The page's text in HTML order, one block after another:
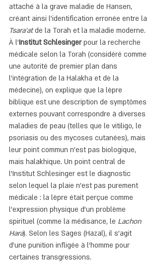
attaché à la grave maladie de Hansen,
créant ainsi l'identification erronée entre la
Tsara'at de la Torah et la maladie moderne.
À l'Institut Schlesinger pour la recherche
médicale selon la Torah (considéré comme
une autorité de premier plan dans
l'intégration de la Halakha et de la
médecine), on explique que la lèpre
biblique est une description de symptômes
externes pouvant correspondre à diverses
maladies de peau (telles que le vitiligo, le
psoriasis ou des mycoses cutanées), mais
leur point commun n'est pas biologique,
mais halakhique. Un point central de
l'Institut Schlesinger est le diagnostic
selon lequel la plaie n'est pas purement
médicale : la lèpre était perçue comme
l'expression physique d'un problème
spirituel (comme la médisance, le Lachon
Hara). Selon les Sages (Hazal), il s'agit
d'une punition infligée à l'homme pour
certaines transgressions.